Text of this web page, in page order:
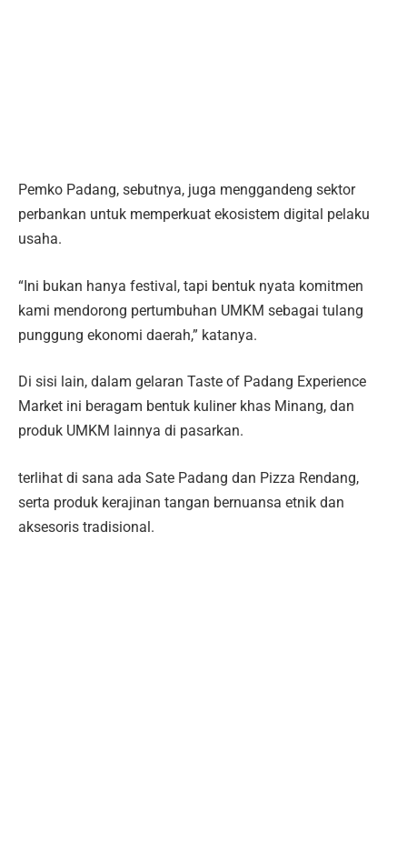
Pemko Padang, sebutnya, juga menggandeng sektor
perbankan untuk memperkuat ekosistem digital pelaku
usaha.
“Ini bukan hanya festival, tapi bentuk nyata komitmen
kami mendorong pertumbuhan UMKM sebagai tulang
punggung ekonomi daerah,” katanya.
Di sisi lain, dalam gelaran Taste of Padang Experience
Market ini beragam bentuk kuliner khas Minang, dan
produk UMKM lainnya di pasarkan.
terlihat di sana ada Sate Padang dan Pizza Rendang,
serta produk kerajinan tangan bernuansa etnik dan
aksesoris tradisional.